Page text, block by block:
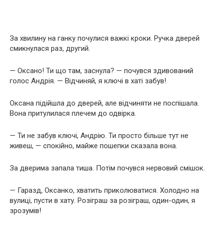
За хвилину на ганку почулися важкі кроки. Ручка дверей
смикнулася раз, другий.
— Оксано! Ти що там, заснула? — почувся здивований
голос Андрія. — Відчиняй, я ключі в хаті забув!
Оксана підійшла до дверей, але відчиняти не поспішала.
Вона притулилася плечем до одвірка.
— Ти не забув ключі, Андрію. Ти просто більше тут не
живеш, — спокійно, майже пошепки сказала вона.
За дверима запала тиша. Потім почувся нервовий смішок.
— Гаразд, Оксанко, хватить приколюватися. Холодно на
вулиці, пусти в хату. Розіграш за розіграш, один-один, я
зрозумів!